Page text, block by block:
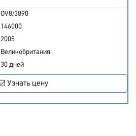
OV8/3890
146000
2005
Великобритания
30 дней
Узнать цену